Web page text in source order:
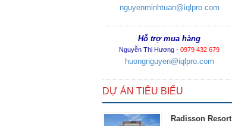
nguyenminhtuan@iqlpro.com
Hỗ trợ mua hàng
Nguyễn Thị Hương - 0979 432 679
huongnguyen@iqlpro.com
DỰ ÁN TIÊU BIỂU
Radisson Resort